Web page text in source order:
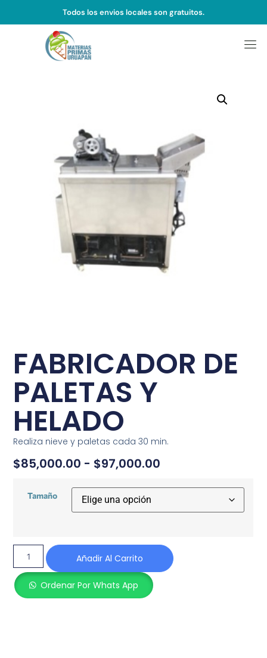
Todos los envios locales son gratuitos.
FABRICADOR DE
PALETAS Y
HELADO
Realiza nieve y paletas cada 30 min.
$85,000.00 - $97,000.00
Tamaño
Añadir Al Carrito
Ordenar Por Whats App